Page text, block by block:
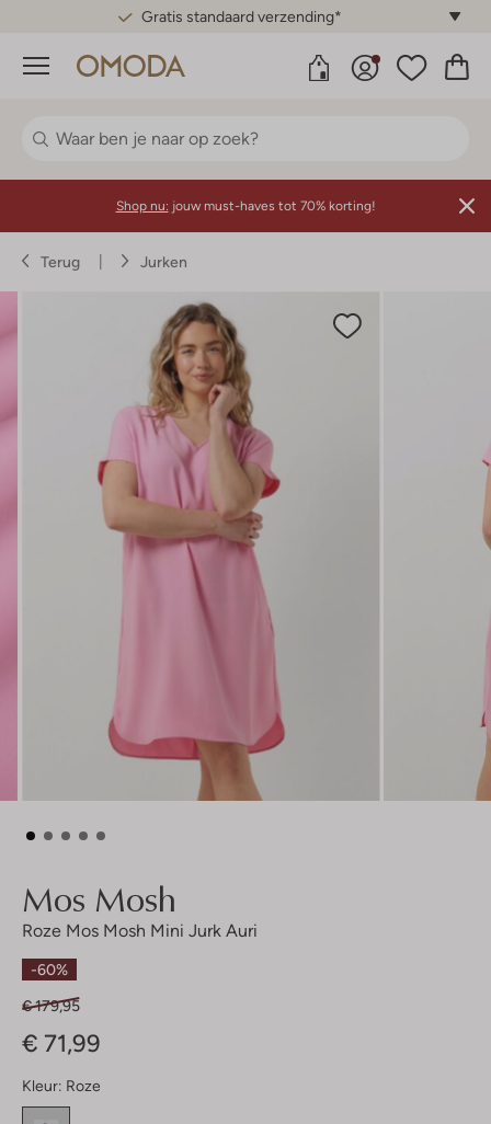
Gratis standaard verzending*
Menu
Shop nu: jouw must-haves tot 70% korting!
Terug Jurken
Mos Mosh
Roze Mos Mosh Mini Jurk Auri
-60%
€ 179,95
€ 71,99
Kleur: Roze